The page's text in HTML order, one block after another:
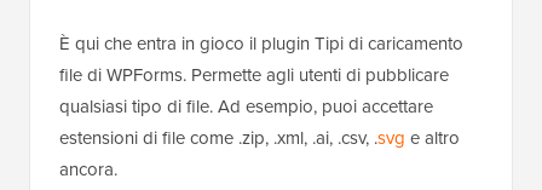
È qui che entra in gioco il plugin Tipi di caricamento
file di WPForms. Permette agli utenti di pubblicare
qualsiasi tipo di file. Ad esempio, puoi accettare
estensioni di file come .zip, .xml, .ai, .csv, .svg e altro
ancora.